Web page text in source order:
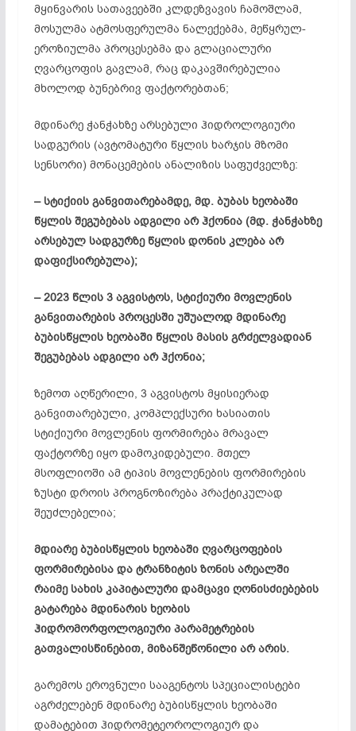
მყინვარის სათავეებში კლდეზვავის ჩამოშლამ,
მოსულმა ატმოსფერულმა ნალექებმა, მეწყრულ-
ეროზიულმა პროცესებმა და გლაციალური
ღვარცოფის გავლამ, რაც დაკავშირებულია
მხოლოდ ბუნებრივ ფაქტორებთან;
მდინარე ჭანჭახზე არსებული ჰიდროლოგიური
სადგურის (ავტომატური წყლის ხარჯის მზომი
სენსორი) მონაცემების ანალიზის საფუძველზე:
– სტიქიის განვითარებამდე, მდ. ბუბას ხეობაში
წყლის შეგუბებას ადგილი არ ჰქონია (მდ. ჭანჭახზე
არსებულ სადგურზე წყლის დონის კლება არ
დაფიქსირებულა);
– 2023 წლის 3 აგვისტოს, სტიქიური მოვლენის
განვითარების პროცესში უშუალოდ მდინარე
ბუბისწყლის ხეობაში წყლის მასის გრძელვადიან
შეგუბებას ადგილი არ ჰქონია;
ზემოთ აღწერილი, 3 აგვისტოს მყისიერად
განვითარებული, კომპლექსური ხასიათის
სტიქიური მოვლენის ფორმირება მრავალ
ფაქტორზე იყო დამოკიდებული. მთელ
მსოფლიოში ამ ტიპის მოვლენების ფორმირების
ზუსტი დროის პროგნოზირება პრაქტიკულად
შეუძლებელია;
მდიარე ბუბისწყლის ხეობაში ღვარცოფების
ფორმირებისა და ტრანზიტის ზონის არეალში
რაიმე სახის კაპიტალური დამცავი ღონისძიებების
გატარება მდინარის ხეობის
ჰიდრომორფოლოგიური პარამეტრების
გათვალისწინებით, მიზანშეწონილი არ არის.
გარემოს ეროვნული სააგენტოს სპეციალისტები
აგრძელებენ მდინარე ბუბისწყლის ხეობაში
დამატებით ჰიდრომეტეოროლოგიურ და